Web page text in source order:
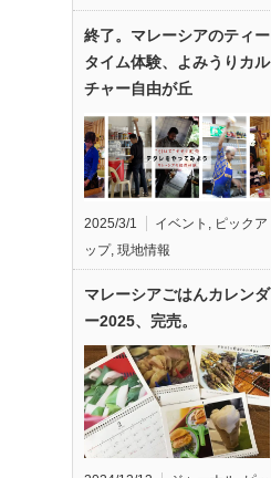
終了。マレーシアのティー
タイム体験、よみうりカル
チャー自由が丘
2025/3/1 イベント , ピックア
ップ, 現地情報
マレーシアごはんカレンダ
ー2025、完売。